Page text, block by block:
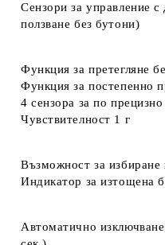
Сензори за управление
ползване без бутони)
Функция за претегляне
Функция за постепенно
4 сензора за по прецизно
Чувствителност 1 г
Възможност за
Индикатор за изтощена
Автоматично